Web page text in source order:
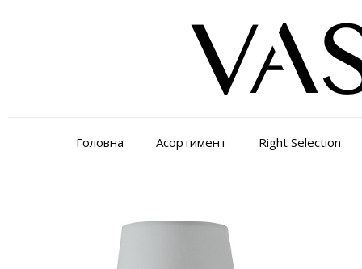
Головна Асортимент Right Selection